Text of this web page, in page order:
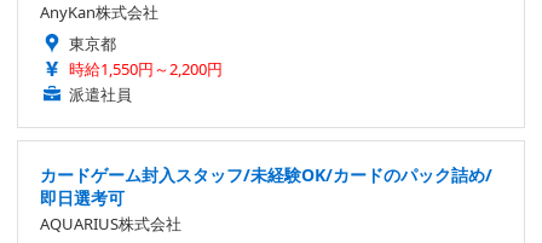
AnyKan株式会社
東京都
時給1,550円～2,200円
派遣社員
カードゲーム封入スタッフ/未経験OK/カードのパック詰め/
即日選考可
AQUARIUS株式会社